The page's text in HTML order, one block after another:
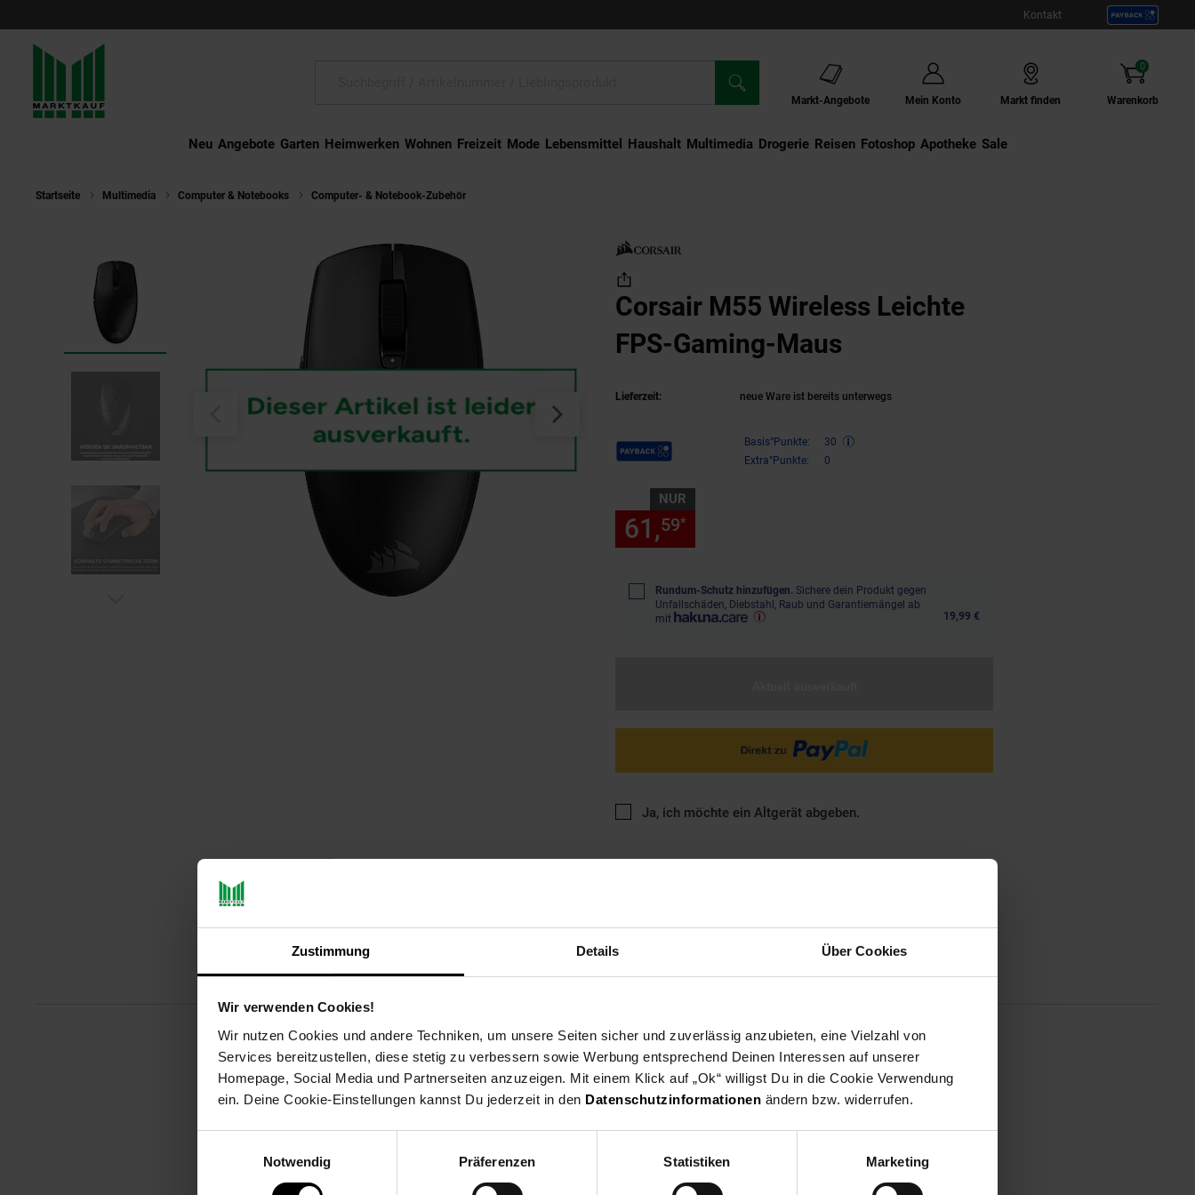
Zustimmung Details Über Cookies
Wir verwenden Cookies!
Wir nutzen Cookies und andere Techniken, um unsere Seiten sicher und zuverlässig anzubieten, eine Vielzahl von
Services bereitzustellen, diese stetig zu verbessern sowie Werbung entsprechend Deinen Interessen auf unserer
Homepage, Social Media und Partnerseiten anzuzeigen. Mit einem Klick auf „Ok“ willigst Du in die Cookie Verwendung
ein. Deine Cookie-Einstellungen kannst Du jederzeit in den Datenschutzinformationen ändern bzw. widerrufen.
Notwendig
Präferenzen Statistiken Marketing
Kontakt
Markt-Angebote Mein Konto Markt finden Warenkorb
0
Artikel
Neu Angebote Garten Heimwerken Wohnen Freizeit Mode Lebensmittel Haushalt Multimedia Drogerie Externer Link:
Reisen Externer Link:
Fotoshop Externer Link:
Apotheke Sale
Startseite Multimedia Computer & Notebooks Computer- & Notebook-Zubehör
Corsair M55 Wireless Leichte
FPS-Gaming-Maus
Lieferzeit: neue Ware ist bereits unterwegs
Payback Punkte Basis°Punkte:
30
Extra°Punkte:
0
NUR
61,59*
Rundum-Schutz hinzufügen. Sichere dein Produkt gegen
Unfallschäden, Diebstahl, Raub und Garantiemängel ab
mit
19,99 €
Ja, ich möchte ein Altgerät abgeben.
Produktbeschreibung Versandinformationen Herstellerinformationen Altgeräterücknahme
Werden Sie zu einem wirklich unaufhaltbaren Kontrahenten. Die CORSAIR M55 WIRELESS Gaming-Maus verfügt über eine kompakte,
symmetrische Form, die zu Ihrer Handgröße und Ihrem Griffstil passt. Die schlanke M55 gleitet mühelos über Ihren Schreibtisch.
Dank der ergonomischen, strukturierten Seitengriffe lassen sich problemlos schnelle Bewegungen durchführen. Die Wireless-
Sensor unterstützt bis zu 24.000 DPI, um jede Bewegung und jedes Stoppen mit höchster Präzision zu registrieren. Mit dieser
Artikelnummer: 3095649000